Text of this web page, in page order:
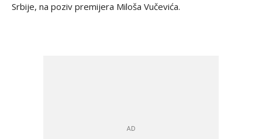
Srbije, na poziv premijera Miloša Vučevića.